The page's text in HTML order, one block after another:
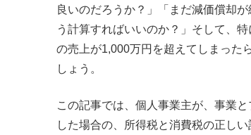
良いのだろうか？」「まだ減価償却
う計算すればいいのか？」そして、
の売上が1,000万円を超えてしまった
しょう。
この記事では、個人事業主が、事業
した場合の、所得税と消費税の正し